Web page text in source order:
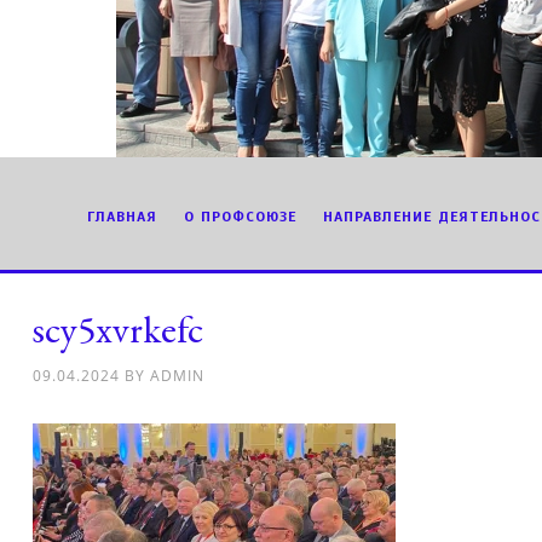
ГЛАВНАЯ О ПРОФСОЮЗЕ НАПРАВЛЕНИЕ
scy5xvrkefc
09.04.2024 BY ADMIN